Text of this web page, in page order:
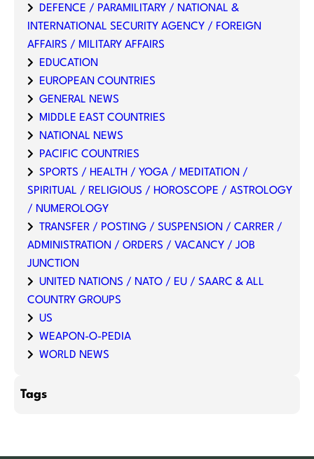
DEFENCE / PARAMILITARY / NATIONAL &
INTERNATIONAL SECURITY AGENCY / FOREIGN
AFFAIRS / MILITARY AFFAIRS
EDUCATION
EUROPEAN COUNTRIES
GENERAL NEWS
MIDDLE EAST COUNTRIES
NATIONAL NEWS
PACIFIC COUNTRIES
SPORTS / HEALTH / YOGA / MEDITATION /
SPIRITUAL / RELIGIOUS / HOROSCOPE / ASTROLOGY
/ NUMEROLOGY
TRANSFER / POSTING / SUSPENSION / CARRER /
ADMINISTRATION / ORDERS / VACANCY / JOB
JUNCTION
UNITED NATIONS / NATO / EU / SAARC & ALL
COUNTRY GROUPS
US
WEAPON-O-PEDIA
WORLD NEWS
Tags